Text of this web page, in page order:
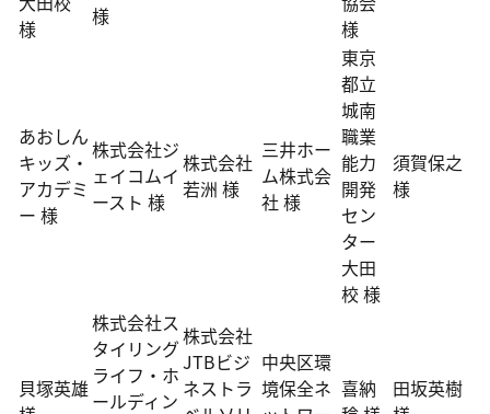
様
様
様
あおしん
キッズ・
アカデミ
ー 様
株式会社ジ
ェイコムイ
ースト 様
株式会社
若洲 様
三井ホー
ム株式会
社 様
東京
都立
城南
職業
能力
開発
セン
ター
大田
校 様
須賀保之
様
貝塚英雄
株式会社ス
タイリング
ライフ・ホ
ールディン
株式会社
JTBビジ
ネストラ
中央区環
境保全ネ 喜納
田坂英樹